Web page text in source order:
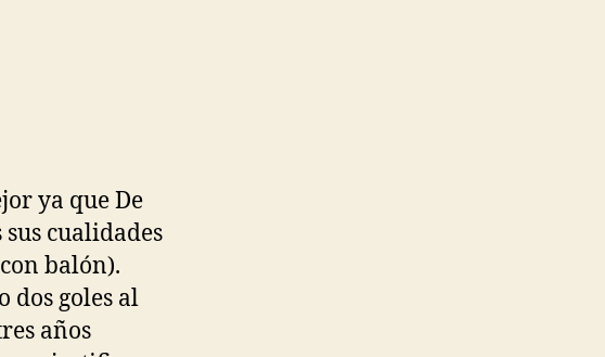
ya que De
cualidades
balón).
dos goles al
años